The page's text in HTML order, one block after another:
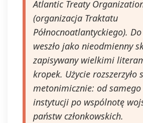
wycofaniem. Wycofanie
możliwe poprzez kontakt z
Administratorem na adres
admin@dyktanda.pllub
przycisku "wypisz się"
się w wiadomościach e-mail
Atlantic Treaty
(organizacja Traktatu
Północnoatlantyckiego).
weszło jako nieodmienny
zapisywany wielkimi
kropek. Użycie rozszerzyło
metonimicznie: od
instytucji po wspólnotę
państw członkowskich.